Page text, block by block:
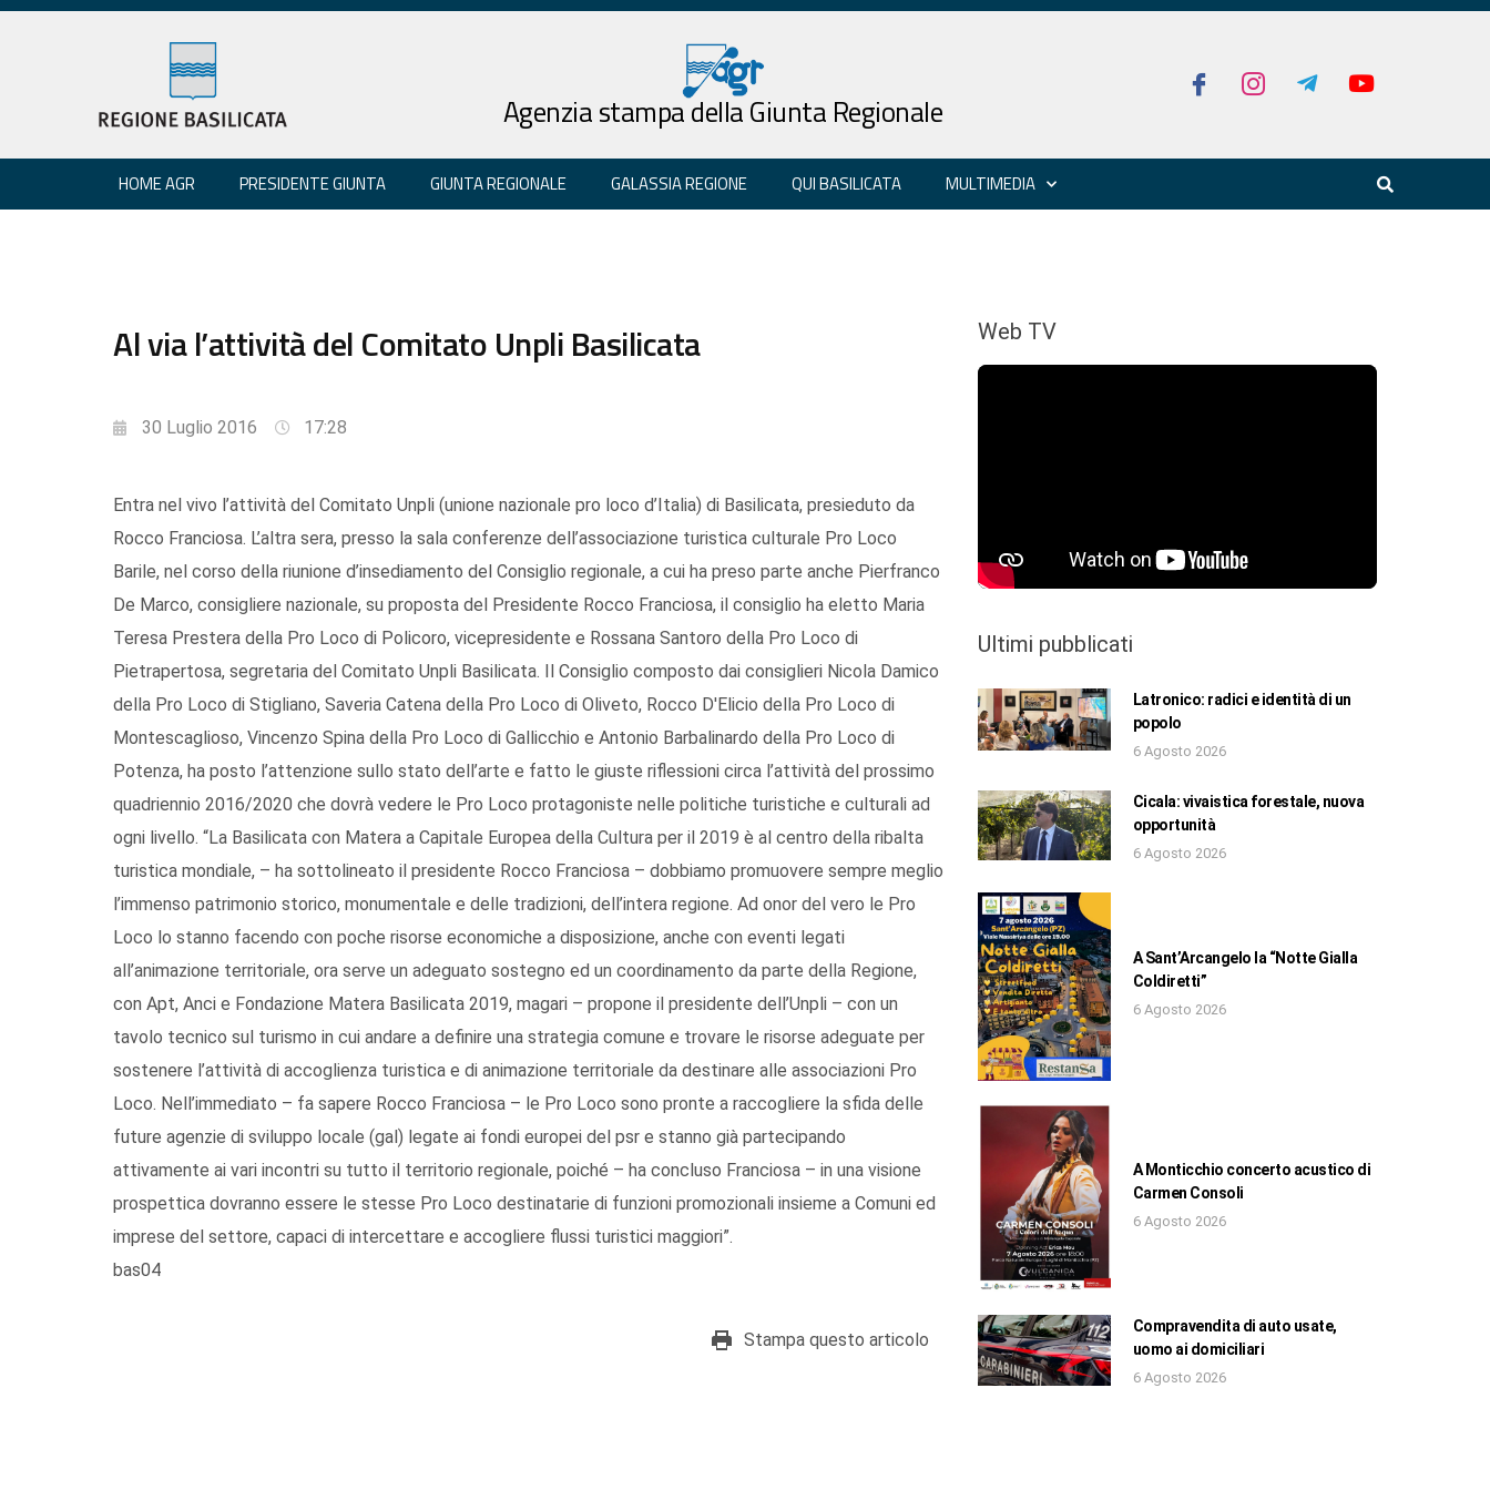
Agenzia stampa della Giunta Regionale
HOME AGR PRESIDENTE GIUNTA GIUNTA REGIONALE GALASSIA REGIONE QUI BASILICATA MULTIMEDIA
Al via l’attività del Comitato Unpli Basilicata
30 Luglio 2016 17:28
Entra nel vivo l’attività del Comitato Unpli (unione nazionale pro loco d’Italia) di Basilicata, presieduto da
Rocco Franciosa. L’altra sera, presso la sala conferenze dell’associazione turistica culturale Pro Loco
Barile, nel corso della riunione d’insediamento del Consiglio regionale, a cui ha preso parte anche Pierfranco
De Marco, consigliere nazionale, su proposta del Presidente Rocco Franciosa, il consiglio ha eletto Maria
Teresa Prestera della Pro Loco di Policoro, vicepresidente e Rossana Santoro della Pro Loco di
Pietrapertosa, segretaria del Comitato Unpli Basilicata. Il Consiglio composto dai consiglieri Nicola Damico
della Pro Loco di Stigliano, Saveria Catena della Pro Loco di Oliveto, Rocco D'Elicio della Pro Loco di
Montescaglioso, Vincenzo Spina della Pro Loco di Gallicchio e Antonio Barbalinardo della Pro Loco di
Potenza, ha posto l’attenzione sullo stato dell’arte e fatto le giuste riflessioni circa l’attività del prossimo
quadriennio 2016/2020 che dovrà vedere le Pro Loco protagoniste nelle politiche turistiche e culturali ad
ogni livello. “La Basilicata con Matera a Capitale Europea della Cultura per il 2019 è al centro della ribalta
turistica mondiale, – ha sottolineato il presidente Rocco Franciosa – dobbiamo promuovere sempre meglio
l’immenso patrimonio storico, monumentale e delle tradizioni, dell’intera regione. Ad onor del vero le Pro
Loco lo stanno facendo con poche risorse economiche a disposizione, anche con eventi legati
all’animazione territoriale, ora serve un adeguato sostegno ed un coordinamento da parte della Regione,
con Apt, Anci e Fondazione Matera Basilicata 2019, magari – propone il presidente dell’Unpli – con un
tavolo tecnico sul turismo in cui andare a definire una strategia comune e trovare le risorse adeguate per
sostenere l’attività di accoglienza turistica e di animazione territoriale da destinare alle associazioni Pro
Loco. Nell’immediato – fa sapere Rocco Franciosa – le Pro Loco sono pronte a raccogliere la sfida delle
future agenzie di sviluppo locale (gal) legate ai fondi europei del psr e stanno già partecipando
attivamente ai vari incontri su tutto il territorio regionale, poiché – ha concluso Franciosa – in una visione
prospettica dovranno essere le stesse Pro Loco destinatarie di funzioni promozionali insieme a Comuni ed
imprese del settore, capaci di intercettare e accogliere flussi turistici maggiori”.
bas04
Stampa questo articolo
Web TV
Ultimi pubblicati
Latronico: radici e identità di un
popolo
6 Agosto 2026
Cicala: vivaistica forestale, nuova
opportunità
6 Agosto 2026
A Sant’Arcangelo la “Notte Gialla
Coldiretti”
6 Agosto 2026
A Monticchio concerto acustico di
Carmen Consoli
6 Agosto 2026
Compravendita di auto usate,
uomo ai domiciliari
6 Agosto 2026